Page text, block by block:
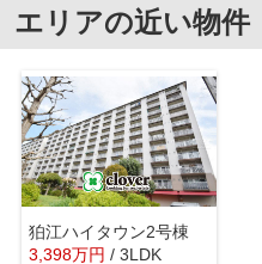
エリアの近い物件
狛江ハイタウン2号棟
3,398万円 / 3LDK